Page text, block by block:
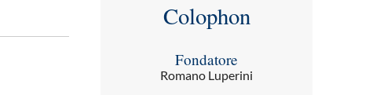
Colophon
Fondatore
Romano Luperini